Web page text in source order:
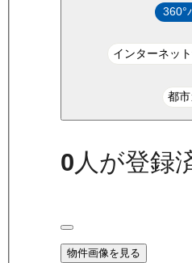
360°
インターネッ
都市
0人が登録
物件画像を見る